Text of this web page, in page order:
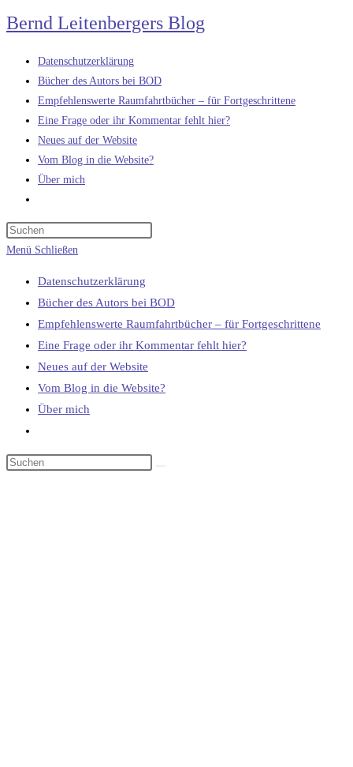
Zum
Inhalt
springen
Bernd Leitenbergers Blog
Datenschutzerklärung
Bücher des Autors bei BOD
Empfehlenswerte Raumfahrtbücher – für Fortgeschrittene
Eine Frage oder ihr Kommentar fehlt hier?
Neues auf der Website
Vom Blog in die Website?
Über mich
umschalten
Menü Schließen
Datenschutzerklärung
Bücher des Autors bei BOD
Empfehlenswerte Raumfahrtbücher – für Fortgeschrittene
Eine Frage oder ihr Kommentar fehlt hier?
Neues auf der Website
Vom Blog in die Website?
Über mich
umschalten